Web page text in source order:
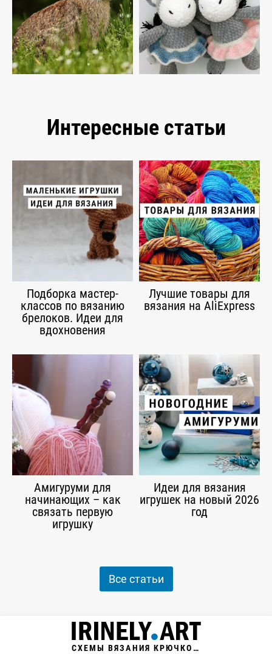
Интересные статьи
Подборка мастер-
классов по вязанию
брелоков. Идеи для
вдохновения
Лучшие товары для
вязания на AliExpress
Амигуруми для
начинающих – как
связать первую
игрушку
Идеи для вязания
игрушек на новый 2026
год
Все статьи
СХЕМЫ ВЯЗАНИЯ КРЮЧКОМ